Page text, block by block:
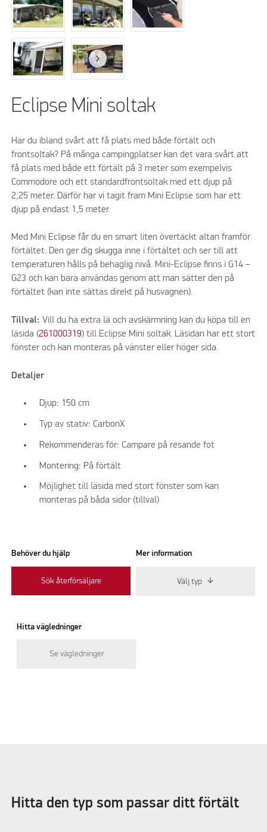
Eclipse Mini soltak
Har du ibland svårt att få plats med både förtält och
frontsoltak? På många campingplatser kan det vara svårt att
få plats med både ett förtält på 3 meter som exempelvis
Commodore och ett standardfrontsoltak med ett djup på
2,25 meter. Därför har vi tagit fram Mini Eclipse som har ett
djup på endast 1,5 meter.
Med Mini Eclipse får du en smart liten övertäckt altan framför
förtältet. Den ger dig skugga inne i förtältet och ser till att
temperaturen hålls på behaglig nivå. Mini-Eclipse finns i G14 –
G23 och kan bara användas genom att man sätter den på
förtältet (kan inte sättas direkt på husvagnen).
Tillval: Vill du ha extra lä och avskärmning kan du köpa till en
läsida (261000319) till Eclipse Mini soltak. Läsidan har ett stort
fönster och kan monteras på vänster eller höger sida.
Detaljer
Djup: 150 cm
Typ av stativ: CarbonX
Rekommenderas för: Campare på resande fot
Montering: På förtält
Möjlighet till läsida med stort fönster som kan
monteras på båda sidor (tillval)
Behöver du hjälp
Sök återförsäljare
Mer information
Välj typ
Hitta vägledninger
Se vägledninger
Hitta den typ som passar ditt förtält